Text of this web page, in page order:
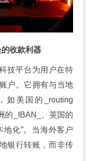
收款利器
技平台为用户在特
户。它拥有与当地
如美国的_routing
的_IBAN_、英国的
地化”。当海外客户
银行转账，而非传